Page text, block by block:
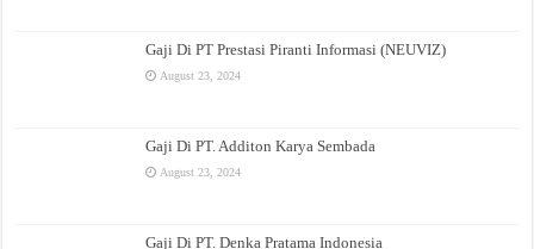
Gaji Di PT Prestasi Piranti Informasi (NEUVIZ)
August 23, 2024
Gaji Di PT. Additon Karya Sembada
August 23, 2024
Gaji Di PT. Denka Pratama Indonesia